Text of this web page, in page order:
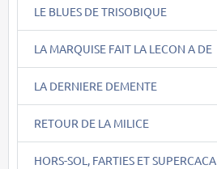
LE BLUES DE TRISOBIQUE
LA MARQUISE FAIT LA LECON A DE
LA DERNIERE DEMENTE
RETOUR DE LA MILICE
HORS-SOL, FARTIES ET SUPERCACA